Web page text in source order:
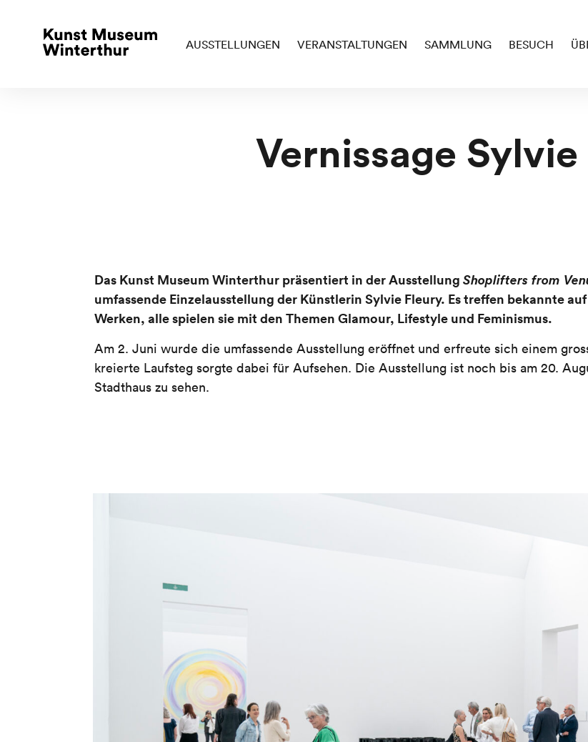
AUSSTELLUNGEN VERANSTALTUNGEN SAMMLUNG BESUCH
Vernissage
Das Kunst Museum Winterthur präsentiert in der Ausstellung Shoplifters from
umfassende Einzelausstellung der Künstlerin Sylvie Fleury. Es treffen bekannte
Werken, alle spielen sie mit den Themen Glamour, Lifestyle und Feminismus.
Am 2. Juni wurde die umfassende Ausstellung eröffnet und erfreute sich einem
kreierte Laufsteg sorgte dabei für Aufsehen. Die Ausstellung ist noch bis am 20.
Stadthaus zu sehen.